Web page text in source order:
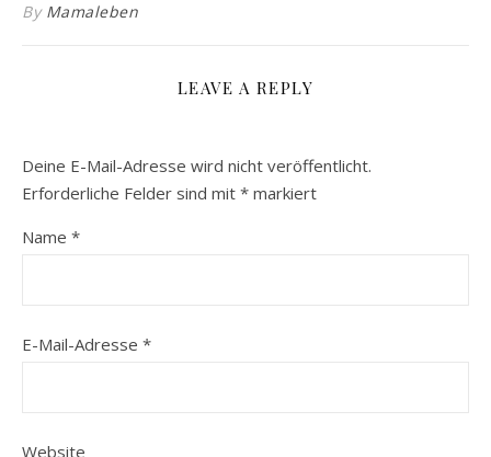
By Mamaleben
LEAVE A REPLY
Deine E-Mail-Adresse wird nicht veröffentlicht.
Erforderliche Felder sind mit * markiert
Name *
E-Mail-Adresse *
Website